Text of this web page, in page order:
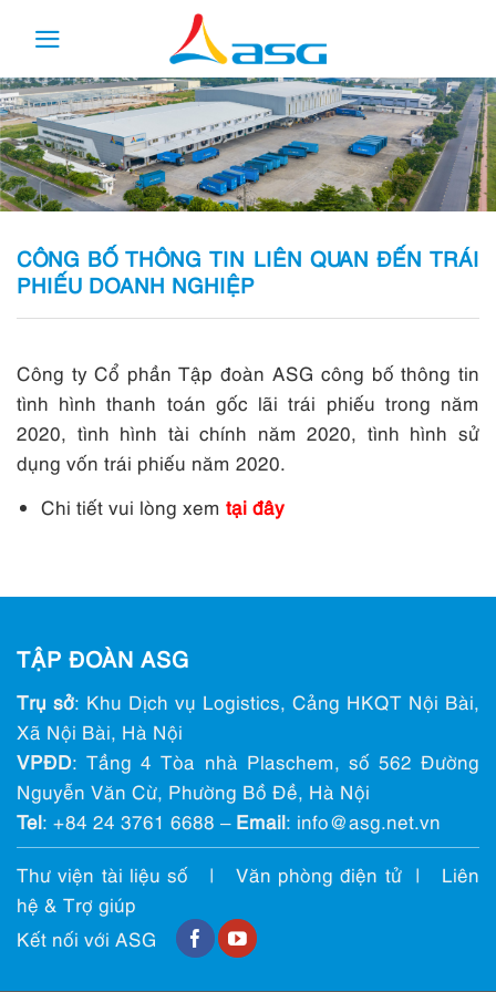
content
CÔNG BỐ THÔNG TIN LIÊN QUAN ĐẾN TRÁI
PHIẾU DOANH NGHIỆP
Công ty Cổ phần Tập đoàn ASG công bố thông tin
tình hình thanh toán gốc lãi trái phiếu trong năm
2020, tình hình tài chính năm 2020, tình hình sử
dụng vốn trái phiếu năm 2020.
Chi tiết vui lòng xemtại đây
TẬP ĐOÀN ASG
Trụ sở: Khu Dịch vụ Logistics, Cảng HKQT Nội Bài,
Xã Nội Bài, Hà Nội
VPĐD: Tầng 4 Tòa nhà Plaschem, số 562 Đường
Nguyễn Văn Cừ, Phường Bồ Đề, Hà Nội
Tel: +84 24 3761 6688 – Email: info@ asg.net.vn
Thư viện tài liệu số | Văn phòng điện tử|
Liên
hệ & Trợ giúp
Kết nối với ASG